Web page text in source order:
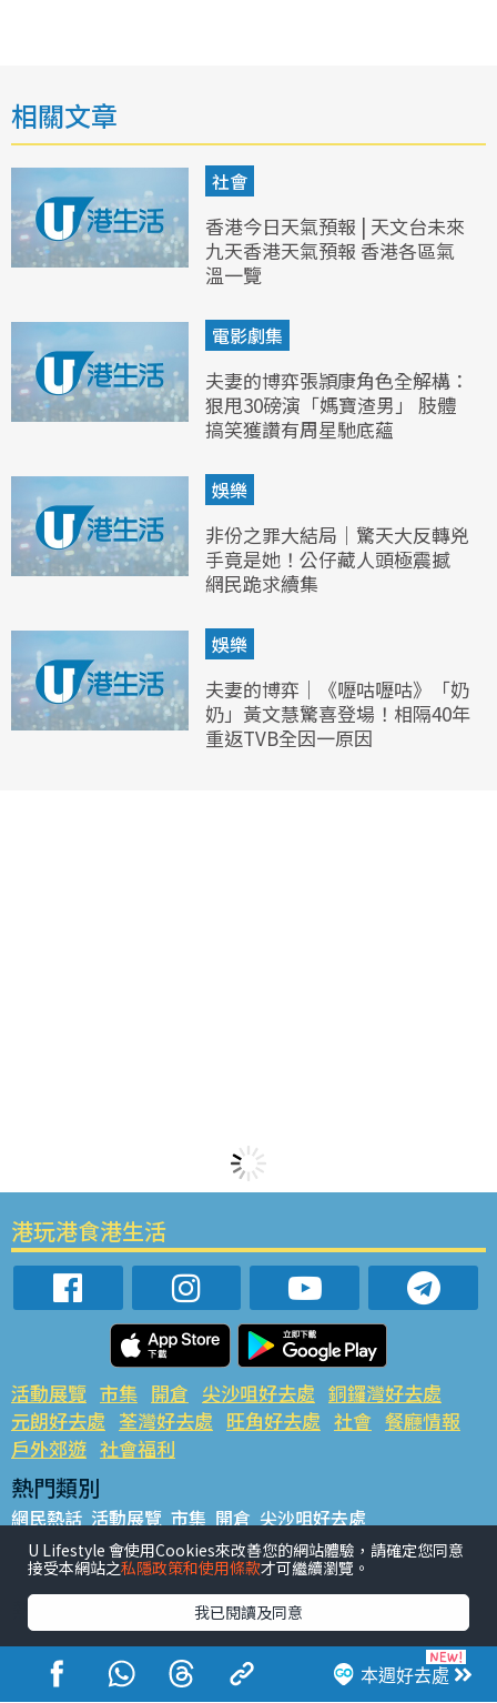
相關文章
社會
香港今日天氣預報 | 天文台未來
九天香港天氣預報 香港各區氣
溫一覽
電影劇集
夫妻的博弈張頴康角色全解構：
狠甩30磅演「媽寶渣男」 肢體
搞笑獲讚有周星馳底蘊
娛樂
非份之罪大結局｜驚天大反轉兇
手竟是她！公仔藏人頭極震撼
網民跪求續集
娛樂
夫妻的博弈｜《嚦咕嚦咕》「奶
奶」黃文慧驚喜登場！相隔40年
重返TVB全因一原因
本週好去處
港玩港食港生活
活動展覽 市集 開倉 尖沙咀好去處 銅鑼灣好去處
元朗好去處 荃灣好去處 旺角好去處 社會 餐廳情報
戶外郊遊 社會福利
熱門類別
網民熱話 活動展覽 市集 開倉 尖沙咀好去處
銅鑼灣好去處 元朗好去處 荃灣好去處 旺角好去處 社會
餐廳情報 戶外郊遊
熱門標籤
#UGO搵好去處 #人氣活動推介 #美食社群熱話
#親子玩樂好去處
#ULifestyle應用程式
#限時搶
#UJetso禮物放送
#ULifestyle商戶中心 #著數 #網絡熱話
U Lifestyle 會使用Cookies來改善您的網站體驗，請確定您同意
接受本網站之私隱政策和使用條款才可繼續瀏覽。
我已閱讀及同意